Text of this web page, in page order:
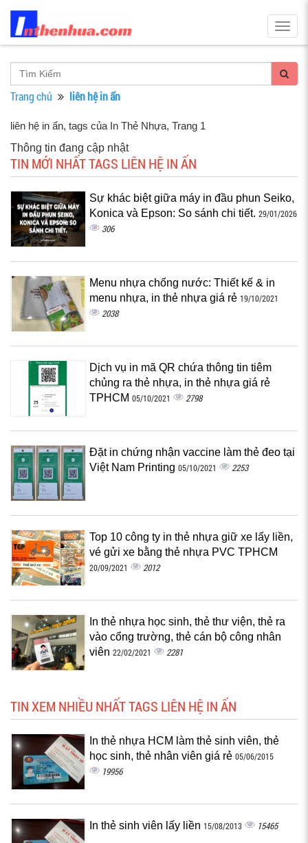
Trang chủ liên hệ in ấn
liên hệ in ấn, tags của In Thẻ Nhựa, Trang 1
Thông tin đang cập nhật
TIN MỚI NHẤT TAGS LIÊN HỆ IN ẤN
Sự khác biệt giữa máy in đầu phun Seiko,
Konica và Epson: So sánh chi tiết. 29/01/2026
306
Menu nhựa chống nước: Thiết kế & in
menu nhựa, in thẻ nhựa giá rẻ 19/10/2021
2038
Dịch vụ in mã QR chứa thông tin tiêm
chủng ra thẻ nhựa, in thẻ nhựa giá rẻ
TPHCM 05/10/2021 2798
Đặt in chứng nhận vaccine làm thẻ đeo tại
Việt Nam Printing 05/10/2021 2253
Top 10 công ty in thẻ nhựa giữ xe lấy liền,
vé gửi xe bằng thẻ nhựa PVC TPHCM
20/09/2021 2012
In thẻ nhựa học sinh, thẻ thư viện, thẻ ra
vào cổng trường, thẻ cán bộ công nhân
viên 22/02/2021 2281
TIN XEM NHIỀU NHẤT TAGS LIÊN HỆ IN ẤN
In thẻ nhựa HCM làm thẻ sinh viên, thẻ
học sinh, thẻ nhân viên giá rẻ 05/06/2015
19956
In thẻ sinh viên lấy liền 15/08/2013 15465